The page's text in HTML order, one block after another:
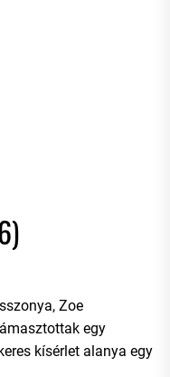
Zoe
egy
kísérlet alanya egy